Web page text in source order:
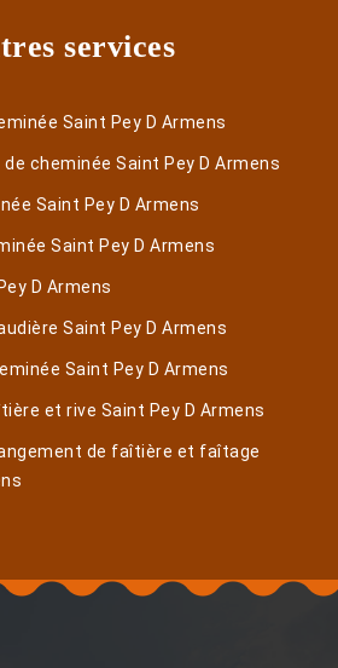
services
Saint Pey D Armens
de cheminée Saint Pey D Armens
Saint Pey D Armens
Saint Pey D Armens
D Armens
Saint Pey D Armens
Saint Pey D Armens
et rive Saint Pey D Armens
de faîtière et faîtage